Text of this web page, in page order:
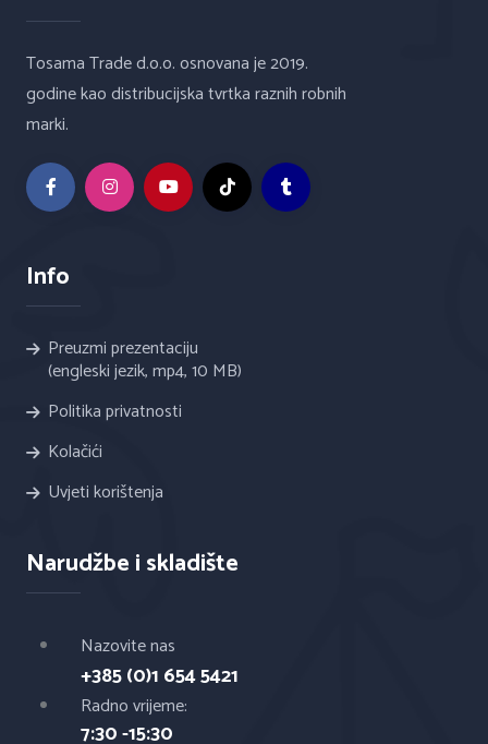
Tosama Trade d.o.o. osnovana je 2019.
godine kao distribucijska tvrtka raznih robnih
marki.
Info
Preuzmi prezentaciju
(engleski jezik, mp4, 10 MB)
Politika privatnosti
Kolačići
Uvjeti korištenja
Narudžbe i skladište
Nazovite nas
+385 (0)1 654 5421
Radno vrijeme:
7:30 -15:30